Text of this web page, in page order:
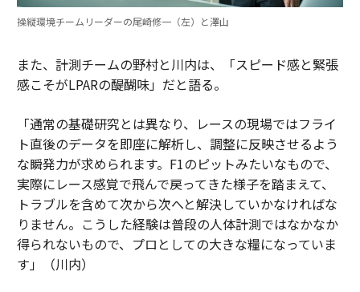
操縦環境チームリーダーの尾崎修一（左）と澤山
また、計測チームの野村と川内は、「スピード感と緊張
感こそがLPARの醍醐味」だと語る。
「通常の基礎研究とは異なり、レースの現場ではフライ
ト直後のデータを即座に解析し、調整に反映させるよう
な瞬発力が求められます。F1のピットみたいなもので、
実際にレース感覚で飛んで戻ってきた様子を踏まえて、
トラブルを含めて次から次へと解決していかなければな
りません。こうした経験は普段の人体計測ではなかなか
得られないもので、プロとしての大きな糧になっていま
す」（川内）